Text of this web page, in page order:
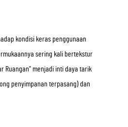
kondisi keras penggunaan
sering kali bertekstur
Ruangan" menjadi inti daya tarik
penyimpanan terpasang) dan